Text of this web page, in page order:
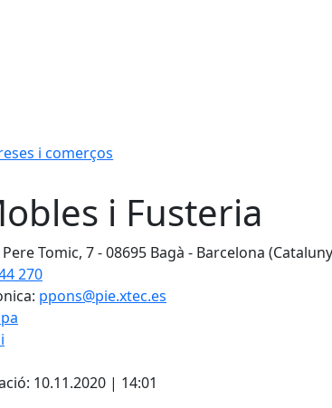
i comerços
i Fusteria
Tomic, 7 - 08695 Bagà - Barcelona
270
ppons@pie.xtec.es
10.11.2020 | 14:01